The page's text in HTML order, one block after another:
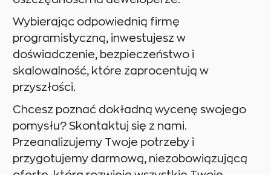
Wybierając odpowiednią firmę
programistyczną, inwestujesz w
doświadczenie, bezpieczeństwo i
skalowalność, które zaprocentują w
przyszłości.
Chcesz poznać dokładną wycenę swojego
pomysłu? Skontaktuj się z nami.
Przeanalizujemy Twoje potrzeby i
przygotujemy darmową, niezobowiązującą